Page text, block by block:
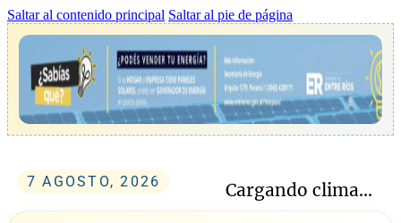
Saltar al contenido principal Saltar al pie de página
7 AGOSTO, 2026 Cargando clima...